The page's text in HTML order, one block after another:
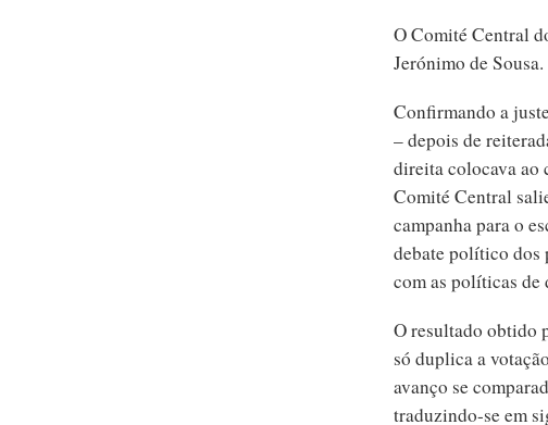
O Comité Central
Jerónimo de Sousa.
Confirmando a
– depois de
direita colocava ao
Comité Central
campanha para o
debate político dos
com as políticas de
O resultado obtido
só duplica a
avanço se
traduzindo-se em